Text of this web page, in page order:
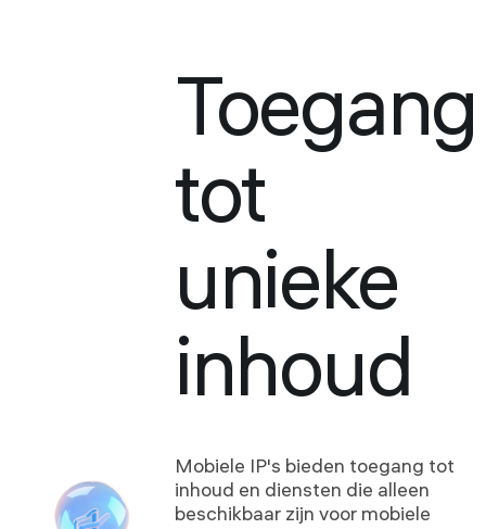
Toegang
tot
unieke
inhoud
Mobiele IP's bieden toegang tot
inhoud en diensten die alleen
beschikbaar zijn voor mobiele